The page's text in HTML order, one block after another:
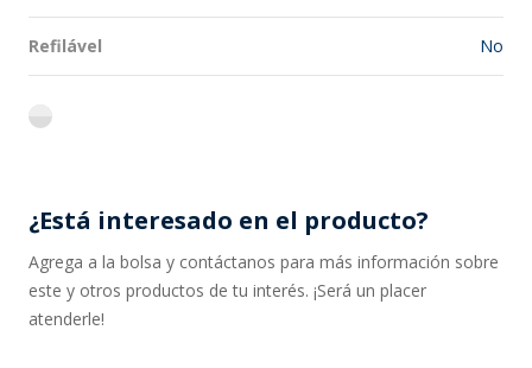
Refilável No
flint
¿Está interesado en el producto?
Agrega a la bolsa y contáctanos para más información sobre
este y otros productos de tu interés. ¡Será un placer
atenderle!